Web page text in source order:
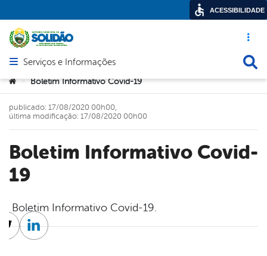
Acesso
Abrir menu principal de navegação
Serviços e Informações
Você está aqui:
> Boletim Informativo Covid-19
Boletim Informativo Covid-
19
publicado: 17/08/2020 00h00,
última modificação: 17/08/2020 00h00
Boletim Informativo Covid-19.
TwitterLinkedin
ACESSIBILIDADE